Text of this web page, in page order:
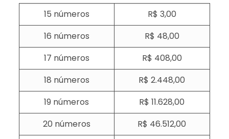
15 números
R$ 3,00
16 números
R$ 48,00
17 números
R$ 408,00
18 números
R$ 2.448,00
19 números
R$ 11.628,00
20 números
R$ 46.512,00